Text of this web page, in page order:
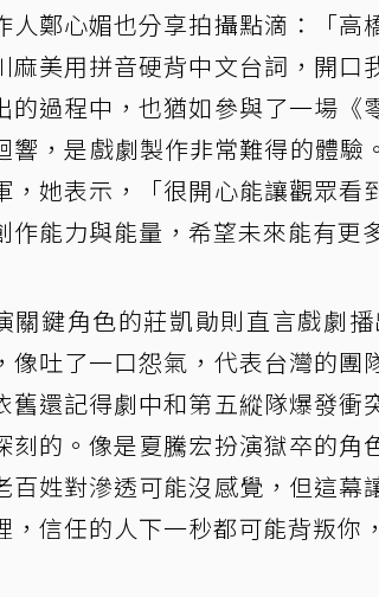
人鄭心媚也分享拍攝點滴：「高
麻美用拼音硬背中文台詞，開口
的過程中，也猶如參與了一場
響，是戲劇製作非常難得的體
，她表示，「很開心能讓觀眾看
作能力與能量，希望未來能有更
關鍵角色的莊凱勛則直言戲劇
像吐了一口怨氣，代表台灣的團
舊還記得劇中和第五縱隊爆發衝
刻的。像是夏騰宏扮演獄卒的角
百姓對滲透可能沒感覺，但這
，信任的人下一秒都可能背叛你